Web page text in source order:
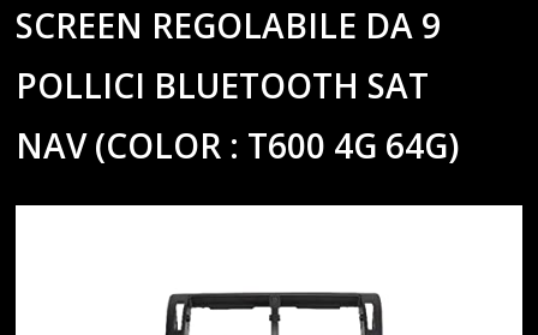
SCREEN REGOLABILE DA 9
POLLICI BLUETOOTH SAT
NAV (COLOR : T600 4G 64G)